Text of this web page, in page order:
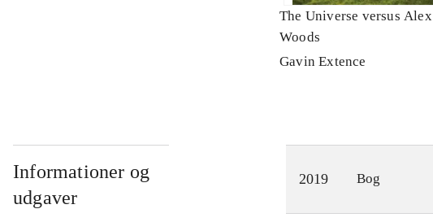
The Universe versus Alex
Woods
Gavin Extence
Informationer og
udgaver
2019 Bog